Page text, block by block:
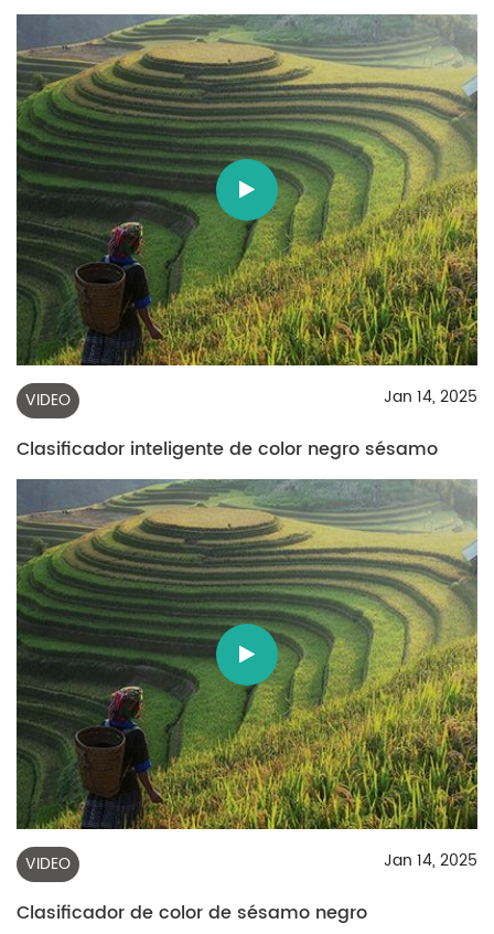
VIDEO Jan 14, 2025
Clasificador inteligente de color negro sésamo
VIDEO Jan 14, 2025
Clasificador de color de sésamo negro